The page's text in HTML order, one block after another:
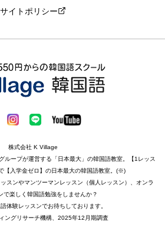
サイトポリシー
株式会社 K Village
ループが運営する「日本最大」の韓国語教室。【1レッス
【入学金ゼロ】の日本最大の韓国語教室。(※)
スンやマンツーマンレッスン（個人レッスン）、オンラ
で楽しく韓国語勉強をしませんか？
体験レッスンでお待ちしております。
ングリサーチ機構、2025年12月期調査